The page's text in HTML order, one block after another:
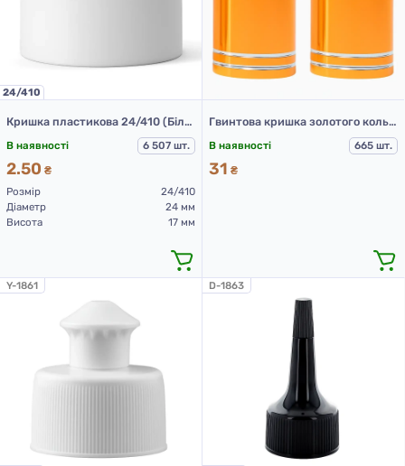
24/410
Кришка пластикова 24/410 (Білий)
В наявності 6 507 шт.
2.50 ₴
Розмір
24/410
Діаметр
24 мм
Висота
17 мм
Гвинтова кришка золотого кольору для косметичного флакону з метал. кулькою 10 мл
В наявності 665 шт.
31 ₴
Y-1861 D-1863